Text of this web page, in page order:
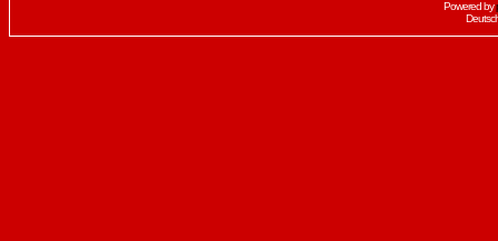
Powered by